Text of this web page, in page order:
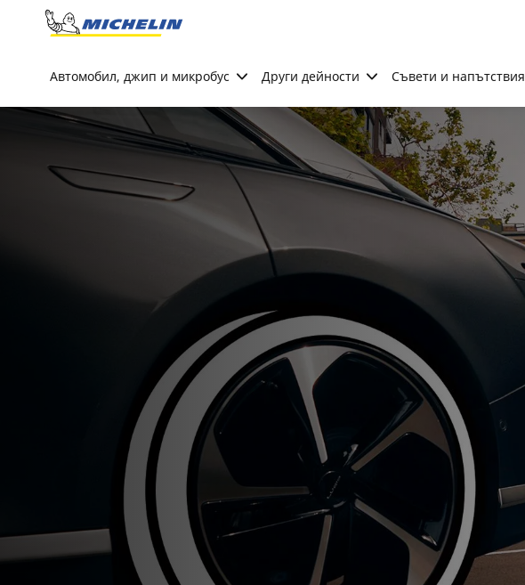
Go to page content
Автомобил, джип и микробус Други дейности Съвети и напътствия